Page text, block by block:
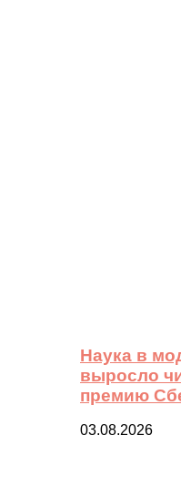
Наука в
выросло
премию
03.08.2026